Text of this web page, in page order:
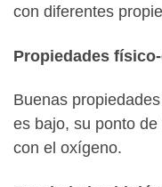
con diferentes
Propiedades
Buenas
es bajo, su ponto
con el oxígeno.